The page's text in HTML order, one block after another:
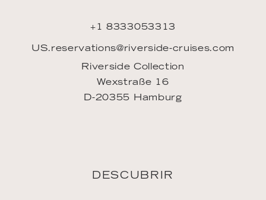
+1 8333053313
US.reservations@riverside-cruises.com
Riverside Collection
Wexstraße 16
D-20355 Hamburg
DESCUBRIR